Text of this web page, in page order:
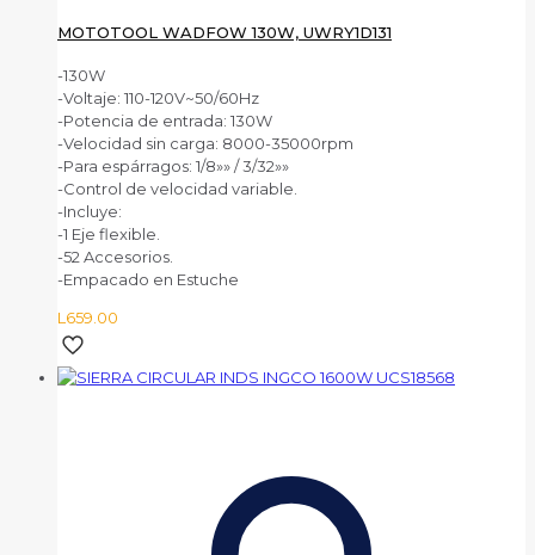
MOTOTOOL WADFOW 130W, UWRY1D131
-130W
-Voltaje: 110-120V~50/60Hz
-Potencia de entrada: 130W
-Velocidad sin carga: 8000-35000rpm
-Para espárragos: 1/8»» / 3/32»»
-Control de velocidad variable.
-Incluye:
-1 Eje flexible.
-52 Accesorios.
-Empacado en Estuche
L659.00